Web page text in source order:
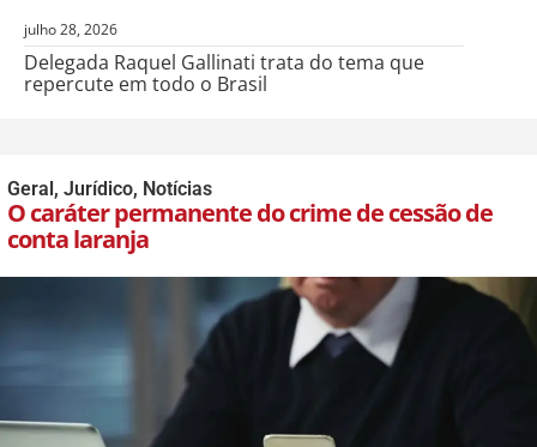
julho 28, 2026
Delegada Raquel Gallinati trata do tema que
repercute em todo o Brasil
Geral, Jurídico, Notícias
O caráter permanente do crime de cessão de
conta laranja